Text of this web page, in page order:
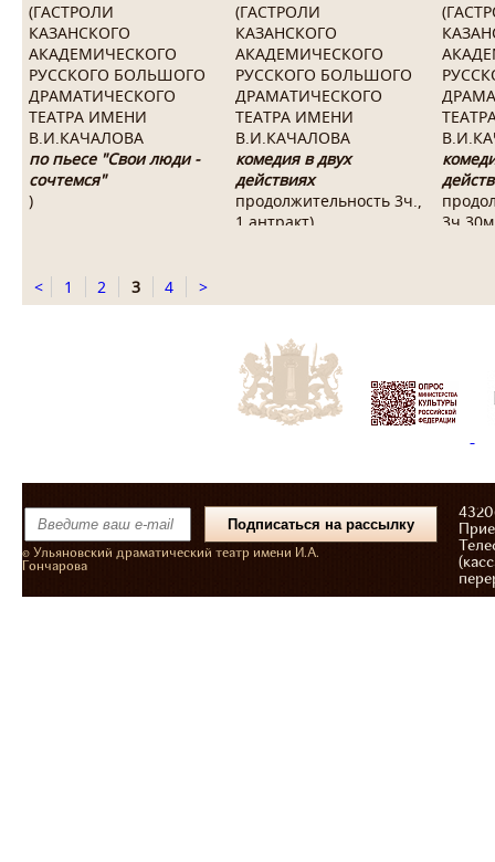
(ГАСТРОЛИ
КАЗАНСКОГО
АКАДЕМИЧЕСКОГО
РУССКОГО БОЛЬШОГО
ДРАМАТИЧЕСКОГО
ТЕАТРА ИМЕНИ
В.И.КАЧАЛОВА
по пьесе "Свои люди -
сочтемся"
)
(ГАСТРОЛИ
КАЗАНСКОГО
АКАДЕМИЧЕСКОГО
РУССКОГО БОЛЬШОГО
ДРАМАТИЧЕСКОГО
ТЕАТРА ИМЕНИ
В.И.КАЧАЛОВА
комедия в двух
действиях
продолжительность 3ч.,
1 антракт)
< 1 2 3 4 >
© Ульяновский драматический театр имени И.А.
Гончарова